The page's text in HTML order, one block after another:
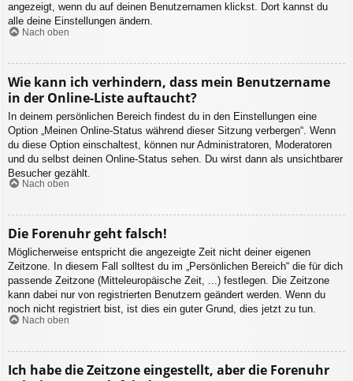
angezeigt, wenn du auf deinen Benutzernamen klickst. Dort kannst du
alle deine Einstellungen ändern.
Nach oben
Wie kann ich verhindern, dass mein Benutzername
in der Online-Liste auftaucht?
In deinem persönlichen Bereich findest du in den Einstellungen eine
Option „Meinen Online-Status während dieser Sitzung verbergen“. Wenn
du diese Option einschaltest, können nur Administratoren, Moderatoren
und du selbst deinen Online-Status sehen. Du wirst dann als unsichtbarer
Besucher gezählt.
Nach oben
Die Forenuhr geht falsch!
Möglicherweise entspricht die angezeigte Zeit nicht deiner eigenen
Zeitzone. In diesem Fall solltest du im „Persönlichen Bereich“ die für dich
passende Zeitzone (Mitteleuropäische Zeit, ...) festlegen. Die Zeitzone
kann dabei nur von registrierten Benutzern geändert werden. Wenn du
noch nicht registriert bist, ist dies ein guter Grund, dies jetzt zu tun.
Nach oben
Ich habe die Zeitzone eingestellt, aber die Forenuhr